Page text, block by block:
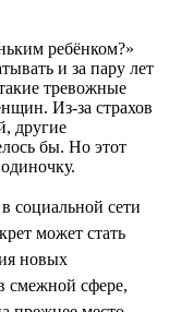
ребёнком?»
и за пару лет
тревожные
Из-за страхов
другие
бы. Но этот
в социальной сети
может стать
новых
смежной сфере,